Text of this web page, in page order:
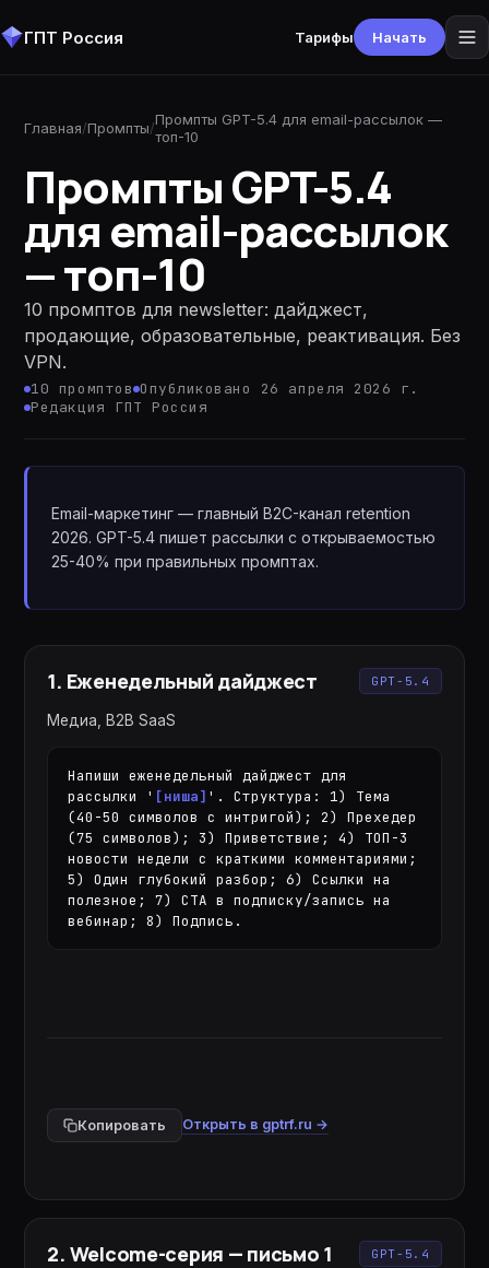
ГПТ Россия Тарифы Начать
Главная/Промпты/Промпты GPT-5.4 для email-рассылок —
топ-10
Промпты GPT-5.4
для email-рассылок
— топ-10
10 промптов для newsletter: дайджест,
продающие, образовательные, реактивация. Без
VPN.
10 промптов Опубликовано 26 апреля 2026 г.
Редакция ГПТ Россия
Email-маркетинг — главный B2C-канал retention
2026. GPT-5.4 пишет рассылки с открываемостью
25-40% при правильных промптах.
1. Еженедельный дайджест GPT-5.4
Медиа, B2B SaaS
Напиши еженедельный дайджест для
рассылки ' [ниша] '. Структура: 1) Тема
(40-50 символов с интригой); 2) Прехедер
(75 символов); 3) Приветствие; 4) ТОП-3
новости недели с краткими комментариями;
5) Один глубокий разбор; 6) Ссылки на
полезное; 7) CTA в подписку/запись на
вебинар; 8) Подпись.
Копировать Открыть в gptrf.ru →
2. Welcome-серия — письмо 1 GPT-5.4